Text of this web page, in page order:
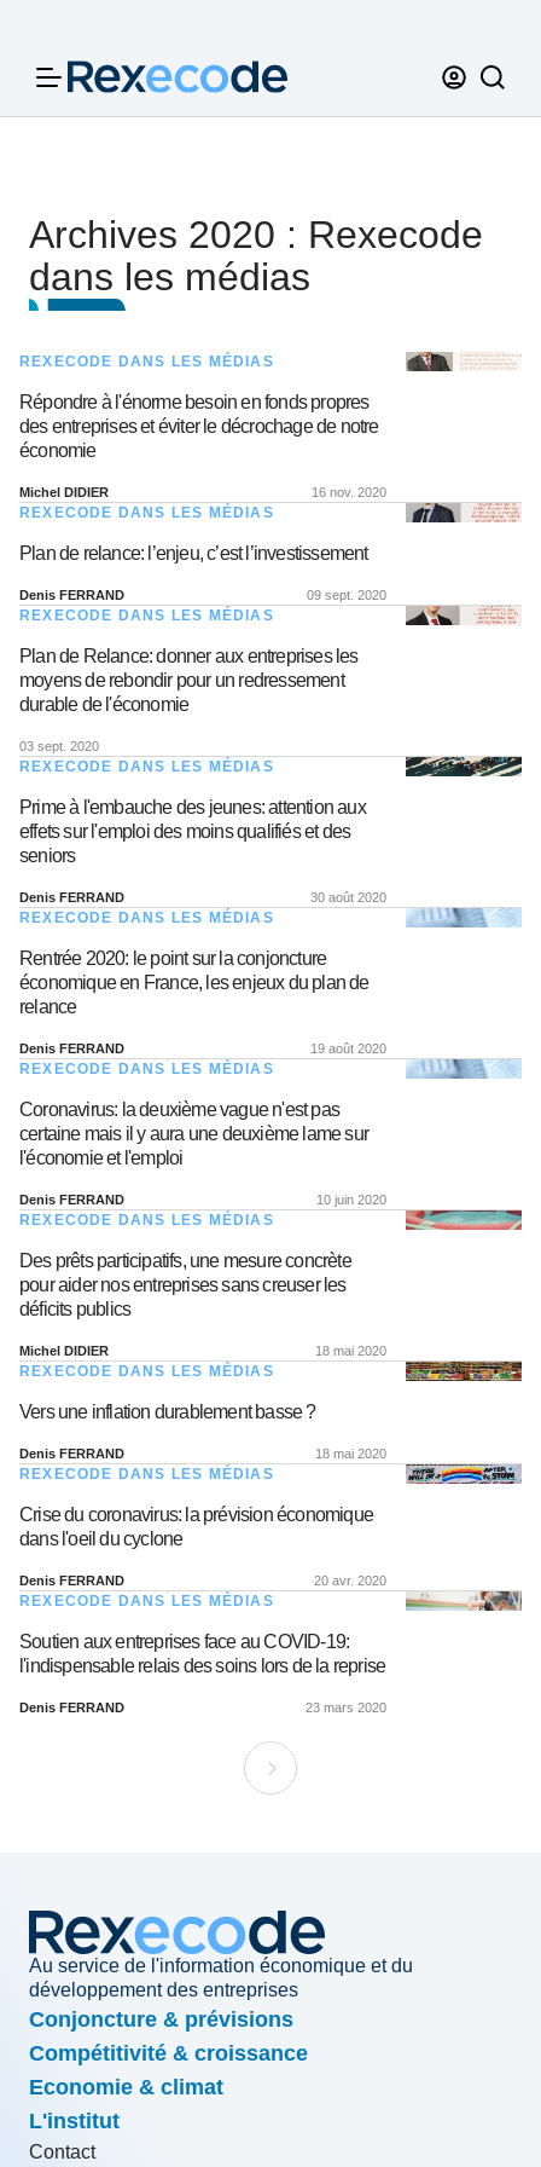
Archives 2020 : Rexecode
dans les médias
REXECODE DANS LES MÉDIAS
Répondre à l'énorme besoin en fonds propres
des entreprises et éviter le décrochage de notre
économie
Michel DIDIER 16 nov. 2020
REXECODE DANS LES MÉDIAS
Plan de relance: l’enjeu, c’est l’investissement
Denis FERRAND 09 sept. 2020
REXECODE DANS LES MÉDIAS
Plan de Relance: donner aux entreprises les
moyens de rebondir pour un redressement
durable de l'économie
03 sept. 2020
REXECODE DANS LES MÉDIAS
Prime à l'embauche des jeunes: attention aux
effets sur l'emploi des moins qualifiés et des
seniors
Denis FERRAND 30 août 2020
REXECODE DANS LES MÉDIAS
Rentrée 2020: le point sur la conjoncture
économique en France, les enjeux du plan de
relance
Denis FERRAND 19 août 2020
REXECODE DANS LES MÉDIAS
Coronavirus: la deuxième vague n'est pas
certaine mais il y aura une deuxième lame sur
l'économie et l'emploi
Denis FERRAND 10 juin 2020
REXECODE DANS LES MÉDIAS
Des prêts participatifs, une mesure concrète
pour aider nos entreprises sans creuser les
déficits publics
Michel DIDIER 18 mai 2020
REXECODE DANS LES MÉDIAS
Vers une inflation durablement basse ?
Denis FERRAND 18 mai 2020
REXECODE DANS LES MÉDIAS
Crise du coronavirus: la prévision économique
dans l'oeil du cyclone
Denis FERRAND 20 avr. 2020
REXECODE DANS LES MÉDIAS
Soutien aux entreprises face au COVID-19:
l'indispensable relais des soins lors de la reprise
Denis FERRAND 23 mars 2020
Au service de l'information économique et du
développement des entreprises
Conjoncture & prévisions
Compétitivité & croissance
Economie & climat
L'institut
Contact